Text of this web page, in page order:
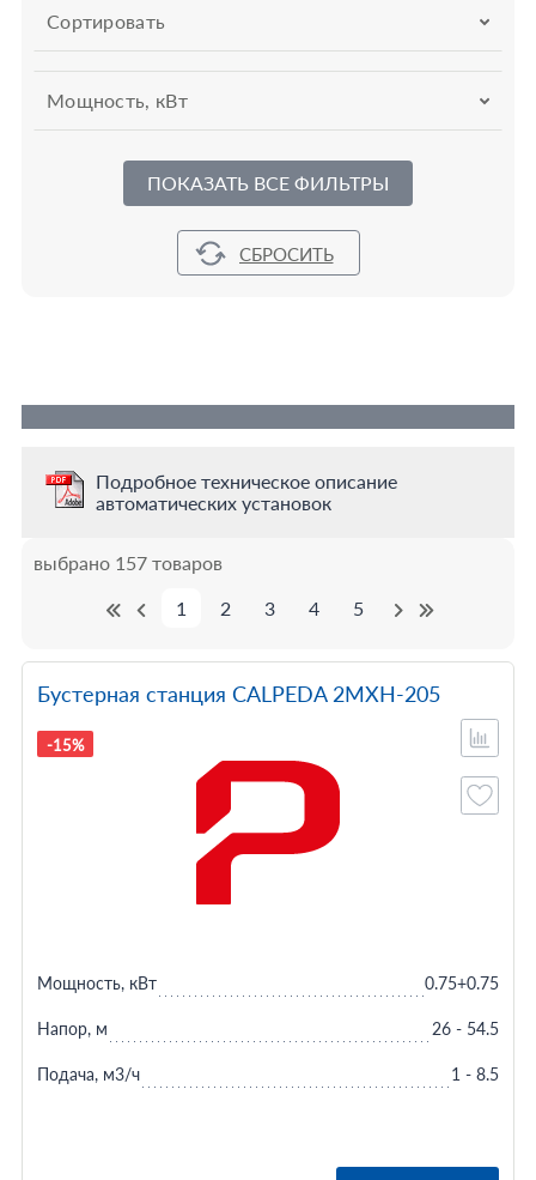
Сортировать
Мощность, кВт
ПОКАЗАТЬ ВСЕ ФИЛЬТРЫ
Подробное техническое описание
автоматических установок
выбрано 157 товаров
1
2 3 4 5
Бустерная станция CALPEDA 2MXH-205
-15%
Мощность, кВт 0.75+0.75
Напор, м 26 - 54.5
Подача, м3/ч 1 - 8.5